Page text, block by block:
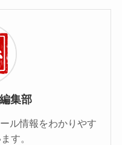
集部
ル情報をわかりやす
す。